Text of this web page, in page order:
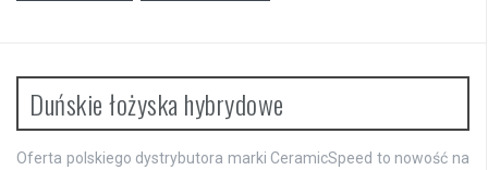
Duńskie łożyska hybrydowe
Oferta polskiego dystrybutora marki CeramicSpeed to nowość na